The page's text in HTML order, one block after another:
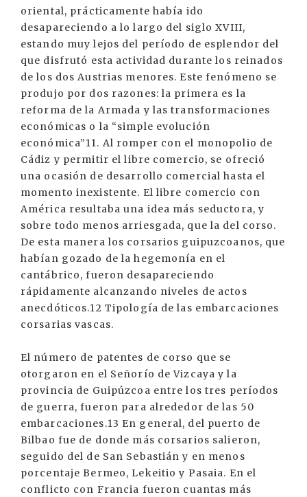
oriental, prácticamente había ido
desapareciendo a lo largo del siglo XVIII,
estando muy lejos del período de esplendor del
que disfrutó esta actividad durante los reinados
de los dos Austrias menores. Este fenómeno se
produjo por dos razones: la primera es la
reforma de la Armada y las transformaciones
económicas o la “simple evolución
económica”11. Al romper con el monopolio de
Cádiz y permitir el libre comercio, se ofreció
una ocasión de desarrollo comercial hasta el
momento inexistente. El libre comercio con
América resultaba una idea más seductora, y
sobre todo menos arriesgada, que la del corso.
De esta manera los corsarios guipuzcoanos, que
habían gozado de la hegemonía en el
cantábrico, fueron desapareciendo
rápidamente alcanzando niveles de actos
anecdóticos.12 Tipología de las embarcaciones
corsarias vascas.
El número de patentes de corso que se
otorgaron en el Señorío de Vizcaya y la
provincia de Guipúzcoa entre los tres períodos
de guerra, fueron para alrededor de las 50
embarcaciones.13 En general, del puerto de
Bilbao fue de donde más corsarios salieron,
seguido del de San Sebastián y en menos
porcentaje Bermeo, Lekeitio y Pasaia. En el
conflicto con Francia fueron cuantas más